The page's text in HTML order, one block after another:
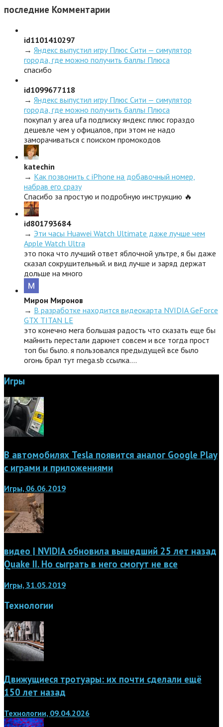
последние Комментарии
id1101410297
→ Яндекс выпустил игру Плюс Сити — симулятор
города, где можно получить баллы Плюса
спасибо
id1099677118
→ Яндекс выпустил игру Плюс Сити — симулятор
города, где можно получить баллы Плюса
покупал у area ufa подписку яндекс плюс гораздо
дешевле чем у офицалов, при этом не надо
заморачиваться с поиском промокодов
katechin
→ Как позвонить с iPhone на добавочный номер,
набрав его сразу
Спасибо за простую и подробную инструкцию 🔥
id801793684
→ Эти часы Huawei Watch Ultimate даже лучше чем
Apple Watch Ultra
это пока что лучший ответ яблочной ультре, я бы даже
сказал сокрушительный. и вид лучше и заряд держат
дольше на много
Мирон Миронов
→ В разработке находится видеокарта NVIDIA GeForce
GTX TITAN LE
это конечно мега большая радость что сказать еще бы
майнить перестали даркнет совсем и все тогда прост
топ бы было. я пользовался предыдущей все было
огонь брал тут rnega.sb ссылка.…
Игры
В автомобилях Tesla появится аналог Google Play
с играми и приложениями
Игры, 06.06.2019
видео | NVIDIA обновила вышедший 25 лет назад
Quake II. Но сыграть в него смогут не все
Игры, 31.05.2019
Технологии
Движущиеся тротуары: их почти сделали ещё
150 лет назад
Технологии, 09.04.2026